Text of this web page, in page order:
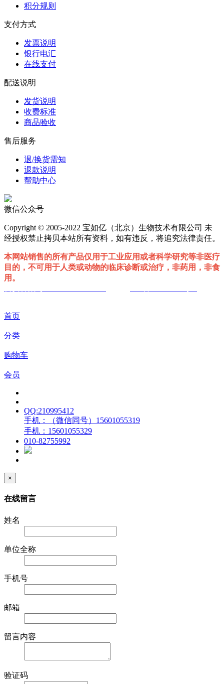
积分规则
支付方式
发票说明
银行电汇
在线支付
配送说明
发货说明
收费标准
商品验收
售后服务
退/换货需知
退款说明
帮助中心
微信公众号
Copyright © 2005-2022 宝如亿（北京）生物技术有限公司 未
经授权禁止拷贝本站所有资料，如有违反，将追究法律责任。
本网站销售的所有产品仅用于工业应用或者科学研究等非医疗
目的，不可用于人类或动物的临床诊断或治疗，非药用，非食
用。
首页
分类
购物车
会员
QQ:210995412
手机：（微信同号）15601055319
手机：15601055329
010-82755992
×
在线留言
姓名
单位全称
手机号
邮箱
留言内容
验证码